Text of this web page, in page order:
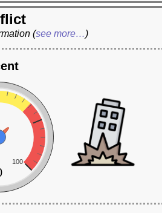
(see more…)
100